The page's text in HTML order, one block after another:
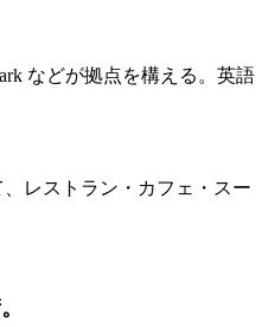
などが拠点を構える。英語
レストラン・カフェ・スー